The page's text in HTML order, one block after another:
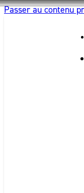
Passer au contenu